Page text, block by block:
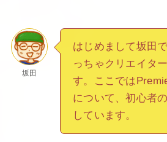
坂田
はじめまして坂田
っちゃクリエイタ
す。ここでは
について、初心者
しています。